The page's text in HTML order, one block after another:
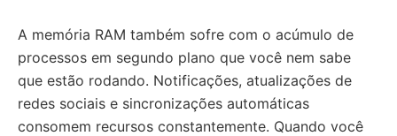
A memória RAM também sofre com o acúmulo de
processos em segundo plano que você nem sabe
que estão rodando. Notificações, atualizações de
redes sociais e sincronizações automáticas
consomem recursos constantemente. Quando você